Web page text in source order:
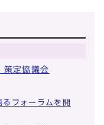
策定協議会
フォーラムを開